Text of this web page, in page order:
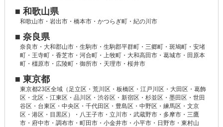
■ 和歌山県
和歌山市・岩出市・橋本市・かつらぎ町・紀の川市
■ 奈良県
奈良市・大和郡山市・生駒市・生駒郡平群町・三郷町・斑鳩町・安堵
町・王寺町・香芝市・河合町・上牧町・大和高田市・葛城市・田原本
町・橿原市・広陵町・御所市・天理市・桜井市
■ 東京都
東京都23区全域（足立区・荒川区・板橋区・江戸川区・大田区・葛飾
区・北区・江東区・品川区・渋谷区・新宿区・杉並区・墨田区・世田
谷区・台東区・中央区・千代田区・豊島区・中野区・練馬区・文京
区・港区・目黒区）・八王子市・立川市・武蔵野市・多摩市・三鷹
市・府中市・調布市・町田市・小金井市・小平市・日野市・東村山